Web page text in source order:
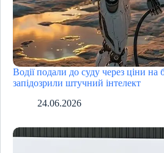
Водії подали до суду через ціни на
запідозрили штучний інтелект
24.06.2026